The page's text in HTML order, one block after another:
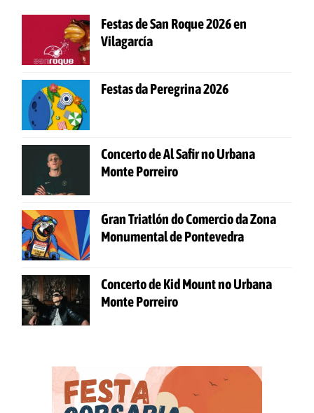
Festas de San Roque 2026 en
Vilagarcía
Festas da Peregrina 2026
Concerto de Al Safir no Urbana
Monte Porreiro
Gran Triatlón do Comercio da Zona
Monumental de Pontevedra
Concerto de Kid Mount no Urbana
Monte Porreiro